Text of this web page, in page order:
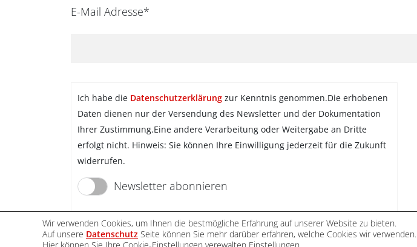
E-Mail Adresse*
Ich habe die Datenschutzerklärung zur Kenntnis genommen.Die erhobenen
Daten dienen nur der Versendung des Newsletter und der Dokumentation
Ihrer Zustimmung.Eine andere Verarbeitung oder Weitergabe an Dritte
erfolgt nicht. Hinweis: Sie können Ihre Einwilligung jederzeit für die Zukunft
widerrufen.
Newsletter abonnieren
Wir verwenden Cookies, um Ihnen die bestmögliche Erfahrung auf unserer Website zu bieten.
Auf unsere Datenschutz Seite können Sie mehr darüber erfahren, welche Cookies wir verwenden.